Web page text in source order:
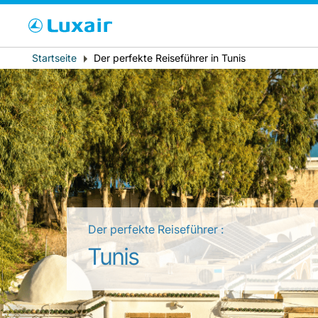
LuxairTours
Bitte wählen
Wohnsitz
Breadcrumb
Startseite Der perfekte Reiseführer in Tunis
Der perfekte Reiseführer :
Tunis